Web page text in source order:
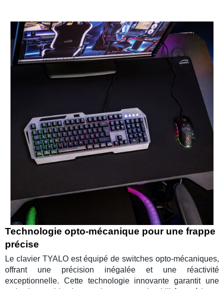
Technologie opto-mécanique pour une frappe
précise
Le clavier TYALOest équipé deswitches opto-mécaniques,
offrant une précision inégalée et une réactivité
exceptionnelle. Cette technologie innovante garantit une